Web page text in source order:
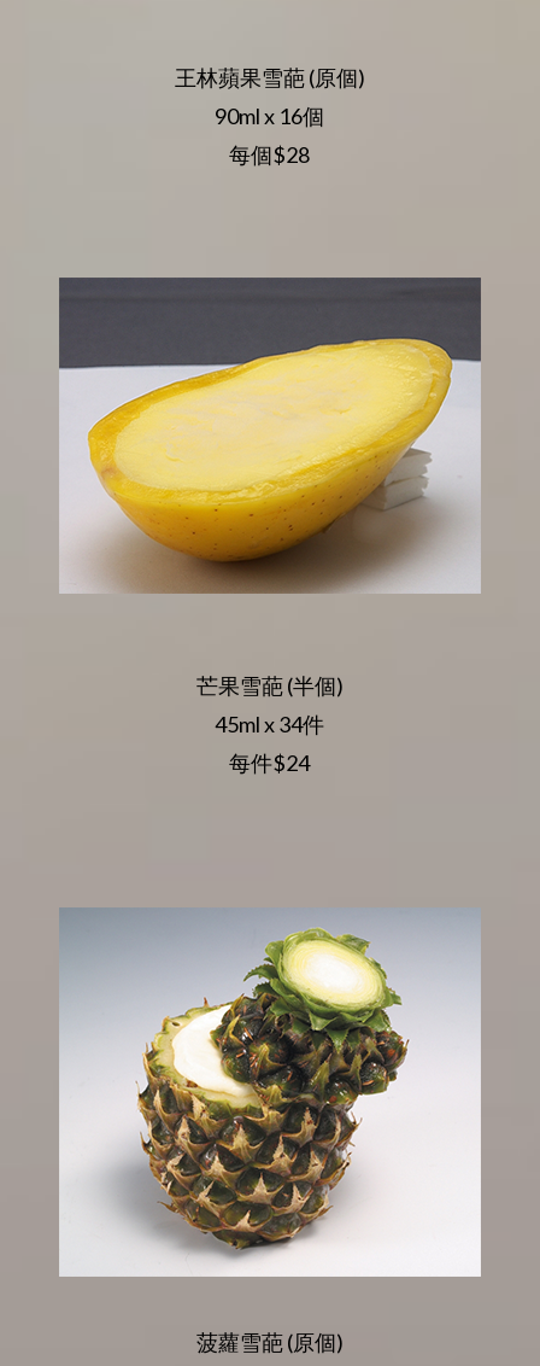
王林蘋果雪葩 (原個)
90ml x 16個
每個$28
芒果雪葩 (半個)
45ml x 34件
每件$24
菠蘿雪葩 (原個)